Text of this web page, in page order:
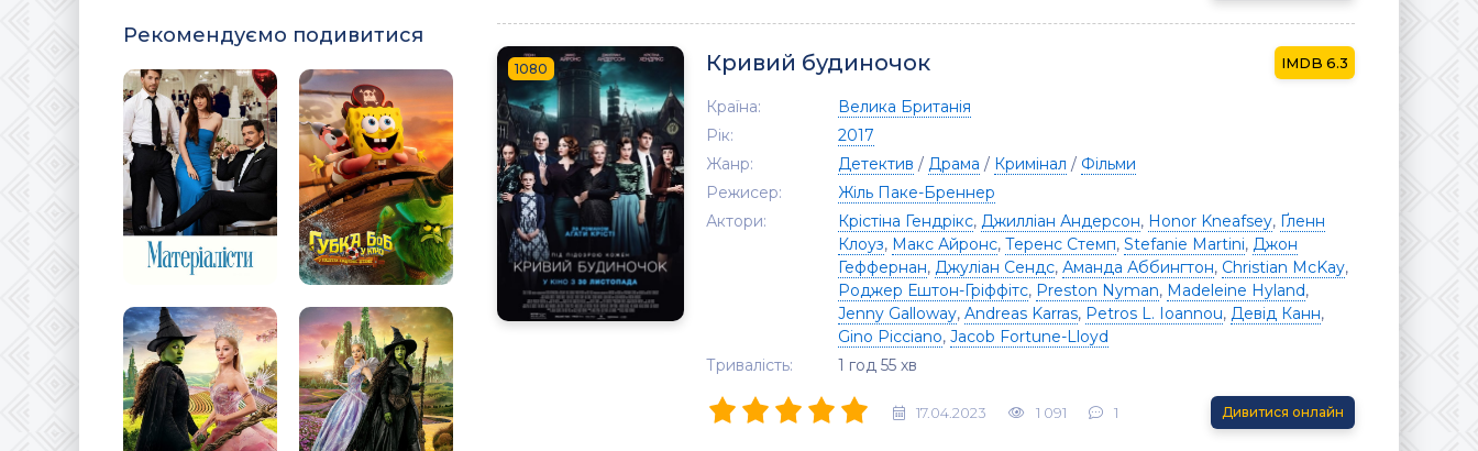
Рекомендуємо подивитися
1080 Кривий будиночок 6.3
Країна:
Велика Британія
Рік:
2017
Жанр:
Детектив / Драма / Кримінал / Фільми
Режисер:
Жіль Паке-Бреннер
Актори:
Крістіна Гендрікс, Джилліан Андерсон, Honor Kneafsey, Ґленн
Клоуз, Макс Айронс, Теренс Стемп, Stefanie Martini, Джон
Геффернан, Джуліан Сендс, Аманда Аббингтон, Christian McKay,
Роджер Ештон-Гріффітс, Preston Nyman, Madeleine Hyland,
Jenny Galloway, Andreas Karras, Petros L. Ioannou, Девід Канн,
Gino Picciano, Jacob Fortune-Lloyd
Тривалість:
1 год 55 хв
17.04.2023 1 091 1 Дивитися онлайн